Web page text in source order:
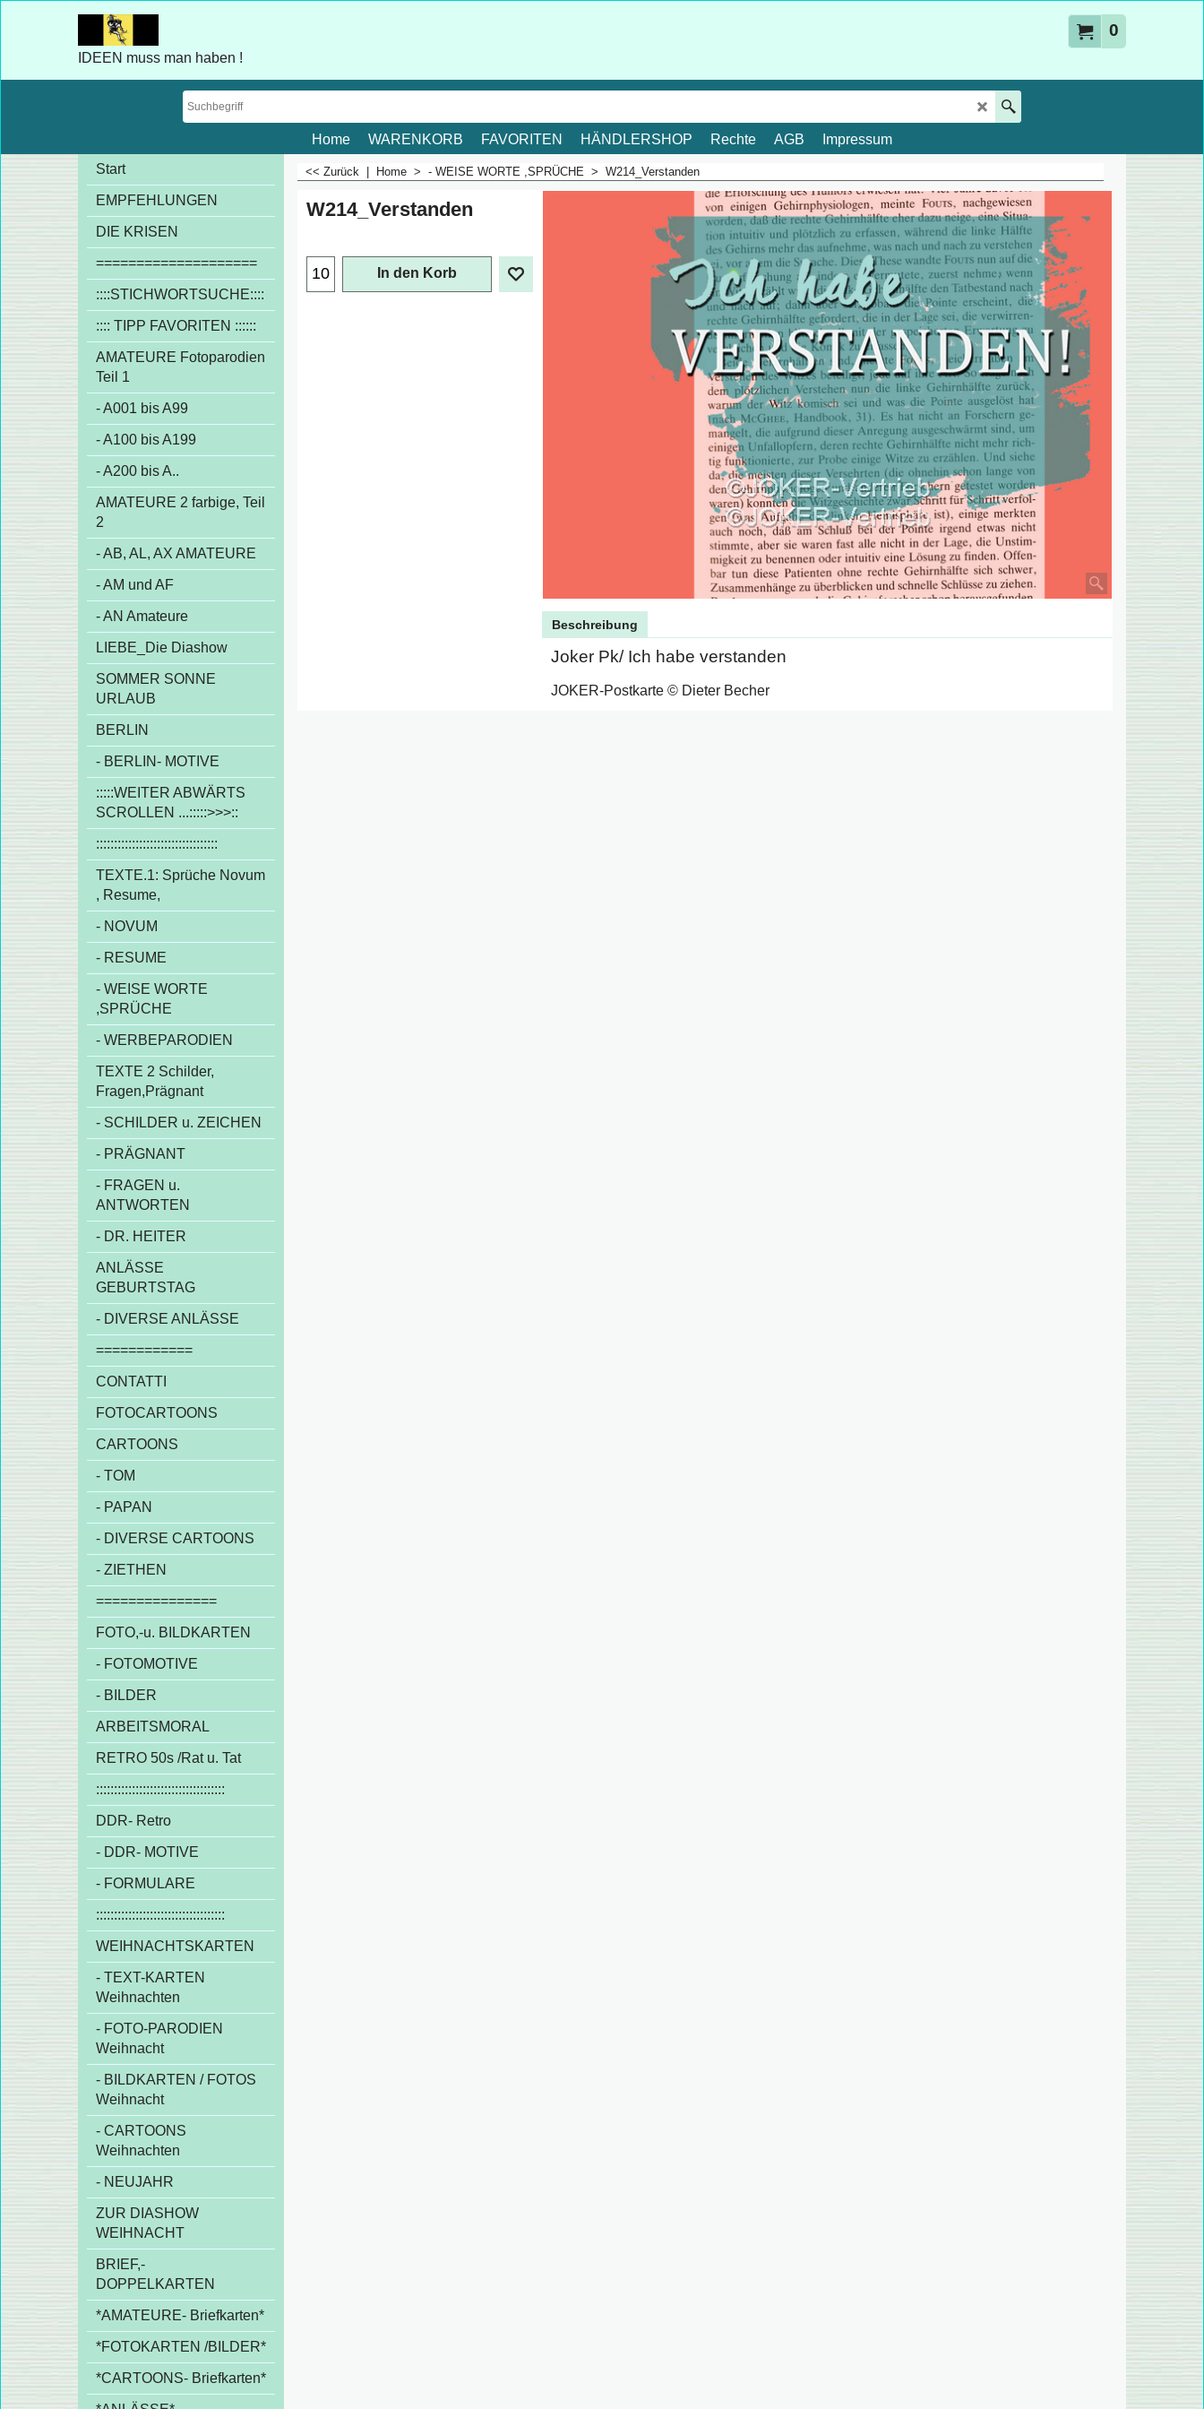
0
IDEEN muss man haben !
Home WARENKORB FAVORITEN HÄNDLERSHOP Rechte AGB
Impressum
Start
EMPFEHLUNGEN
DIE KRISEN
====================
::::STICHWORTSUCHE::::
:::: TIPP FAVORITEN ::::::
AMATEURE Fotoparodien
Teil 1
- A001 bis A99
- A100 bis A199
- A200 bis A..
AMATEURE 2 farbige, Teil
2
- AB, AL, AX AMATEURE
- AM und AF
- AN Amateure
LIEBE_Die Diashow
SOMMER SONNE
URLAUB
BERLIN
- BERLIN- MOTIVE
:::::WEITER ABWÄRTS
SCROLLEN ...:::::>>>::
::::::::::::::::::::::::::::::::::
TEXTE.1: Sprüche Novum
, Resume,
- NOVUM
- RESUME
- WEISE WORTE
,SPRÜCHE
- WERBEPARODIEN
TEXTE 2 Schilder,
Fragen,Prägnant
- SCHILDER u. ZEICHEN
- PRÄGNANT
- FRAGEN u.
ANTWORTEN
- DR. HEITER
ANLÄSSE
GEBURTSTAG
- DIVERSE ANLÄSSE
============
CONTATTI
FOTOCARTOONS
CARTOONS
- TOM
- PAPAN
- DIVERSE CARTOONS
- ZIETHEN
===============
FOTO,-u. BILDKARTEN
- FOTOMOTIVE
- BILDER
ARBEITSMORAL
RETRO 50s /Rat u. Tat
::::::::::::::::::::::::::::::::::::
DDR- Retro
- DDR- MOTIVE
- FORMULARE
::::::::::::::::::::::::::::::::::::
WEIHNACHTSKARTEN
- TEXT-KARTEN
Weihnachten
- FOTO-PARODIEN
Weihnacht
- BILDKARTEN / FOTOS
Weihnacht
- CARTOONS
Weihnachten
- NEUJAHR
ZUR DIASHOW
WEIHNACHT
BRIEF,-
DOPPELKARTEN
*AMATEURE- Briefkarten*
*FOTOKARTEN /BILDER*
*CARTOONS- Briefkarten*
<< Zurück Home > - WEISE WORTE ,SPRÜCHE > W214_Verstanden
W214_Verstanden
Beschreibung
Joker Pk/ Ich habe verstanden
JOKER-Postkarte © Dieter Becher